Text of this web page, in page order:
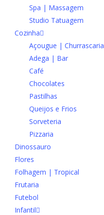
Spa | Massagem
Studio Tatuagem
Cozinha
Açougue | Churrascaria
Adega | Bar
Café
Chocolates
Pastilhas
Queijos e Frios
Sorveteria
Pizzaria
Dinossauro
Flores
Folhagem | Tropical
Frutaria
Futebol
Infantil